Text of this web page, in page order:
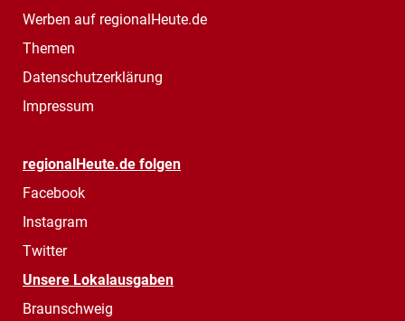
Werben auf regionalHeute.de
Themen
Datenschutzerklärung
Impressum
regionalHeute.de folgen
Facebook
Instagram
Twitter
Unsere Lokalausgaben
Braunschweig